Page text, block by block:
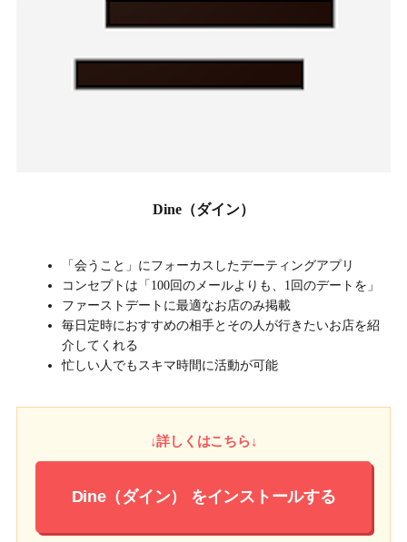
Dine（ダイン）
「会うこと」にフォーカスしたデーティングアプリ
コンセプトは「100回のメールよりも、1回のデートを」
ファーストデートに最適なお店のみ掲載
毎日定時におすすめの相手とその人が行きたいお店を紹
介してくれる
忙しい人でもスキマ時間に活動が可能
↓詳しくはこちら↓
Dine（ダイン） をインストールする